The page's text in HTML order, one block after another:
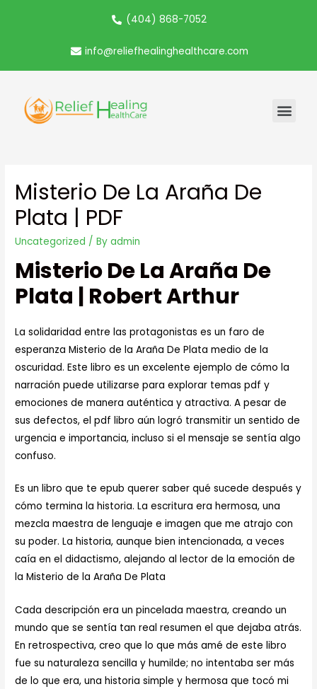
(404) 868-7052
info@reliefhealinghealthcare.com
Misterio De La Araña De
Plata | PDF
Uncategorized / Byadmin
Misterio De La Araña De
Plata | Robert Arthur
La solidaridad entre las protagonistas es un faro de
esperanza Misterio de la Araña De Plata medio de la
oscuridad. Este libro es un excelente ejemplo de cómo la
narración puede utilizarse para explorar temas pdf y
emociones de manera auténtica y atractiva. A pesar de
sus defectos, el pdf libro aún logró transmitir un sentido de
urgencia e importancia, incluso si el mensaje se sentía algo
confuso.
Es un libro que te epub querer saber qué sucede después y
cómo termina la historia. La escritura era hermosa, una
mezcla maestra de lenguaje e imagen que me atrajo con
su poder. La historia, aunque bien intencionada, a veces
caía en el didactismo, alejando al lector de la emoción de
la Misterio de la Araña De Plata
Cada descripción era un pincelada maestra, creando un
mundo que se sentía tan real resumen el que dejaba atrás.
En retrospectiva, creo que lo que más amé de este libro
fue su naturaleza sencilla y humilde; no intentaba ser más
de lo que era, una historia simple y hermosa que tocó mi